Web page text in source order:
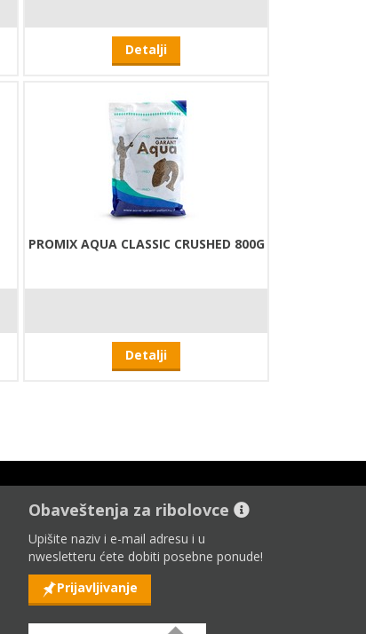
Detalji
PROMIX AQUA CLASSIC CRUSHED 800G
Detalji
Obaveštenja za ribolovce
Upišite naziv i e-mail adresu i u
nwesletteru ćete dobiti posebne ponude!
Prijavljivanje